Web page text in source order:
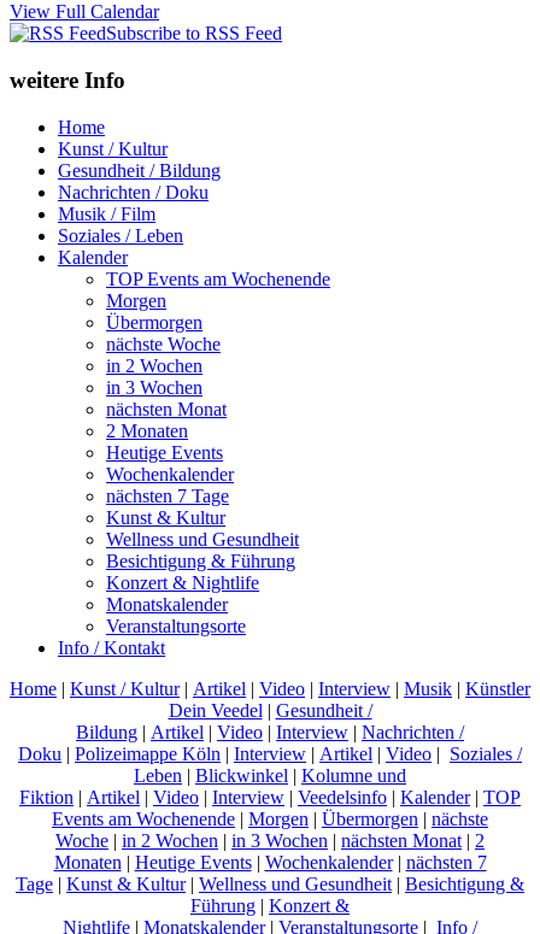
View Full Calendar
Subscribe to RSS Feed
weitere Info
Home
Kunst / Kultur
Gesundheit / Bildung
Nachrichten / Doku
Musik / Film
Soziales / Leben
Kalender
TOP Events am Wochenende
Morgen
Übermorgen
nächste Woche
in 2 Wochen
in 3 Wochen
nächsten Monat
2 Monaten
Heutige Events
Wochenkalender
nächsten 7 Tage
Kunst & Kultur
Wellness und Gesundheit
Besichtigung & Führung
Konzert & Nightlife
Monatskalender
Veranstaltungsorte
Info / Kontakt
Home | Kunst / Kultur| Artikel | Video | Interview | Musik | Künstler
Dein Veedel | Gesundheit /
Bildung | Artikel | Video | Interview | Nachrichten /
Doku | Polizeimappe Köln | Interview | Artikel | Video | Soziales /
Leben | Blickwinkel | Kolumne und
Fiktion | Artikel | Video | Interview | Veedelsinfo | Kalender| TOP
Events am Wochenende | Morgen | Übermorgen | nächste
Woche | in 2 Wochen | in 3 Wochen | nächsten Monat | 2
Monaten | Heutige Events| Wochenkalender| nächsten 7
Tage | Kunst & Kultur| Wellness und Gesundheit | Besichtigung &
Führung | Konzert &
Nightlife | Monatskalender| Veranstaltungsorte | Info /